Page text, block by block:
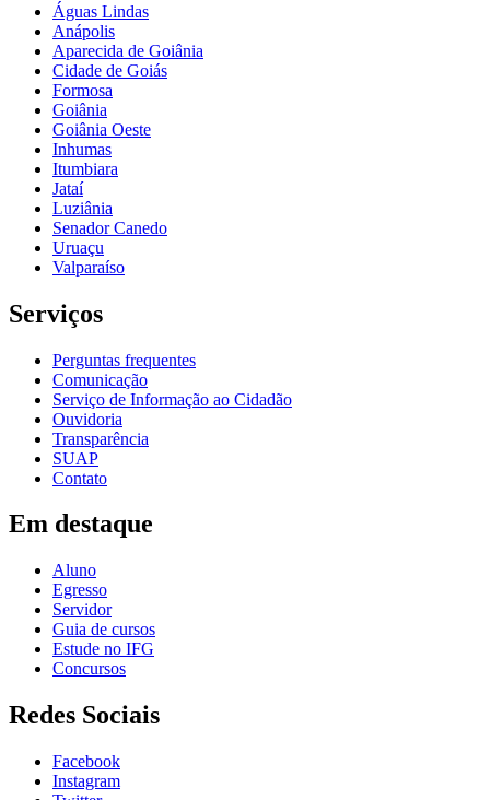
Águas Lindas
Anápolis
Aparecida de Goiânia
Cidade de Goiás
Formosa
Goiânia
Goiânia Oeste
Inhumas
Itumbiara
Jataí
Luziânia
Senador Canedo
Uruaçu
Valparaíso
Serviços
Perguntas frequentes
Comunicação
Serviço de Informação ao Cidadão
Ouvidoria
Transparência
SUAP
Contato
Em destaque
Aluno
Egresso
Servidor
Guia de cursos
Estude no IFG
Concursos
Redes Sociais
Facebook
Instagram